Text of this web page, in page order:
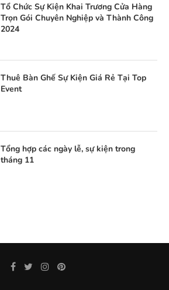
Tổ Chức Sự Kiện Khai Trương Cửa Hàng
Trọn Gói Chuyên Nghiệp và Thành Công
2024
Thuê Bàn Ghế Sự Kiện Giá Rẻ Tại Top
Event
Tổng hợp các ngày lễ, sự kiện trong
tháng 11